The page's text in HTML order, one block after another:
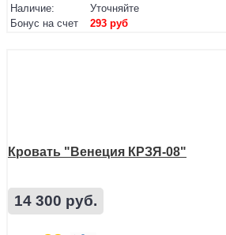
Наличие:
Уточняйте
Бонус на счет
293 руб
Кровать "Венеция КРЗЯ-08"
14 300 руб.